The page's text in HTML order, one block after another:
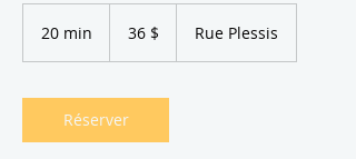
20 min
i
n
36 $ Rue Plessis
Réserver